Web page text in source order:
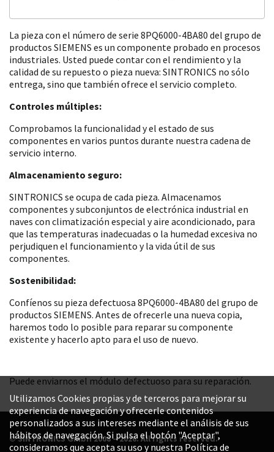
La pieza con el número de serie 8PQ6000-4BA80 del grupo de
productos SIEMENS es un componente probado en procesos
industriales. Usted puede contar con el rendimiento y la
calidad de su repuesto o pieza nueva: SINTRONICS no sólo
entrega, sino que también ofrece el servicio completo.
Controles múltiples:
Comprobamos la funcionalidad y el estado de sus
componentes en varios puntos durante nuestra cadena de
servicio interno.
Almacenamiento seguro:
SINTRONICS se ocupa de cada pieza. Almacenamos
componentes y subconjuntos de electrónica industrial en
naves con climatización especial y aire acondicionado, para
que las temperaturas inadecuadas o la humedad excesiva no
perjudiquen el funcionamiento y la vida útil de sus
componentes.
Sostenibilidad:
Confíenos su pieza defectuosa 8PQ6000-4BA80 del grupo de
productos SIEMENS. Antes de ofrecerle una nueva copia,
haremos todo lo posible para reparar su componente
existente y hacerlo apto para el uso de nuevo.
Puede enviarnos el módulo defectuoso para su reparación.
© SINTRONICS GmbH 2008 – 2026. All rights reserved.
Utilizamos Cookies propias y de terceros para mejorar su
experiencia de navegación y ofrecerle contenidos
personalizados a sus intereses mediante el análisis de sus
hábitos de navegación. Si pulsa el botón "Aceptar",
consideramos que acepta su uso y nuestra Política de